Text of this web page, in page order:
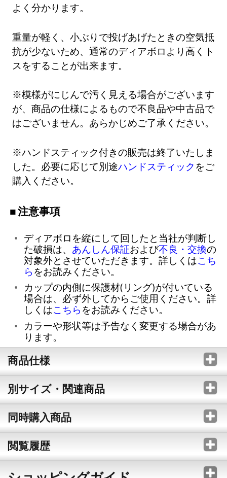
よく分かります。
重量が軽く、小ぶりで投げあげたときの空気抵
抗が少ないため、通常のディアボロより高くト
スをすることが出来ます。
※模様がにじんで汚く見える場合がございます
が、商品の仕様によるもので不良品や中古品で
はございません。あらかじめご了承ください。
※ハンドスティック付きの販売は終了いたしま
した。必要に応じて別途ハンドスティック をご
購入ください。
注意事項
ディアボロを縦にして回したと当社が判断し
た破損は、 あんしん保証および不良・交換の
対象外とさせていただきます。詳しくはこち
ら をお読みください。
カップの内側に保護材(リング)が付いている
場合は、必ず外してからご使用ください。詳
しくはこちら をお読みください。
カラーや形状等は予告なく変更する場合があ
ります。
商品仕様
別サイズ・関連商品
同時購入商品
閲覧履歴